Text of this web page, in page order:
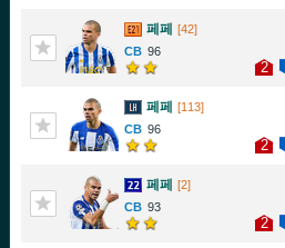
페페
[42]
96
2
페페
[113]
96
2
페페
[2]
93
2